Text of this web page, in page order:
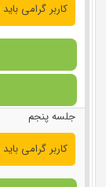
کاربر گرامی
جلسه پنجم
کاربر گرامی